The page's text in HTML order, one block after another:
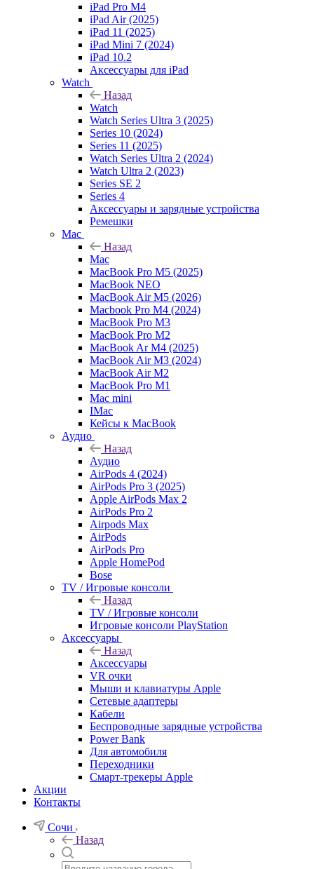
iPad Pro M4
iPad Air (2025)
iPad 11 (2025)
iPad Mini 7 (2024)
iPad 10.2
Аксессуары для iPad
Watch
Назад
Watch
Watch Series Ultra 3 (2025)
Series 10 (2024)
Series 11 (2025)
Watch Series Ultra 2 (2024)
Watch Ultra 2 (2023)
Series SE 2
Series 4
Аксессуары и зарядные устройства
Ремешки
Mac
Назад
Mac
MacBook Pro M5 (2025)
MacBook NEO
MacBook Air M5 (2026)
Macbook Pro M4 (2024)
MacBook Pro M3
MacBook Pro M2
MacBook Ar M4 (2025)
MacBook Air M3 (2024)
MacBook Air M2
MacBook Pro M1
Mac mini
IMac
Кейсы к MacBook
Аудио
Назад
Аудио
AirPods 4 (2024)
AirPods Pro 3 (2025)
Apple AirPods Max 2
AirPods Pro 2
Airpods Max
AirPods
AirPods Pro
Apple HomePod
Bose
TV / Игровые консоли
Назад
TV / Игровые консоли
Игровые консоли PlayStation
Аксессуары
Назад
Аксессуары
VR очки
Мыши и клавиатуры Apple
Сетевые адаптеры
Кабели
Беспроводные зарядные устройства
Power Bank
Для автомобиля
Переходники
Смарт-трекеры Apple
Акции
Контакты
Сочи
Назад